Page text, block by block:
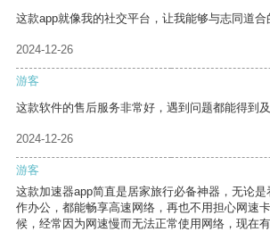
这款app就像我的社交平台，让我能够与志同道合
2024-12-26
游客
这款软件的售后服务非常好，遇到问题都能得到及
2024-12-26
游客
这款加速器app简直是居家旅行必备神器，无论
作办公，都能畅享高速网络，再也不用担心网速
候，经常因为网速慢而无法正常使用网络，现在